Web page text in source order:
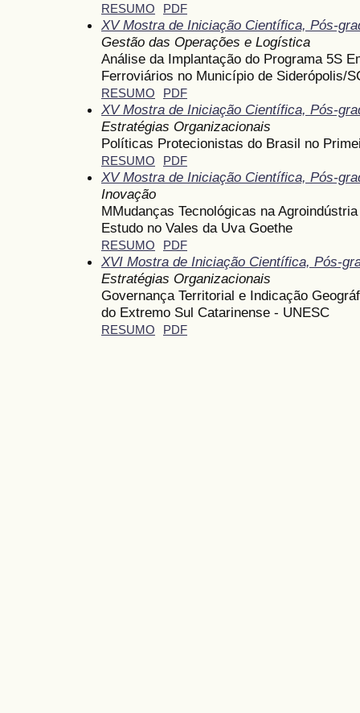
RESUMO PDF
XV Mostra de Iniciação Científica, Pós-
Gestão das Operações e Logística
Análise da Implantação do Programa 5S
Ferroviários no Município de Siderópolis/
RESUMO PDF
XV Mostra de Iniciação Científica, Pós-
Estratégias Organizacionais
Políticas Protecionistas do Brasil no
RESUMO PDF
XV Mostra de Iniciação Científica, Pós-
Inovação
MMudanças Tecnológicas na
Estudo no Vales da Uva Goethe
RESUMO PDF
XVI Mostra de Iniciação Científica, Pós-
Estratégias Organizacionais
Governança Territorial e Indicação
do Extremo Sul Catarinense - UNESC
RESUMO PDF